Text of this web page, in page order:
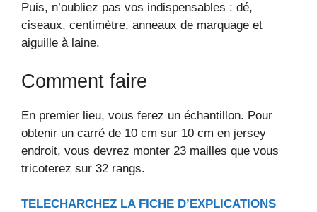
Puis, n’oubliez pas vos indispensables : dé,
ciseaux, centimètre, anneaux de marquage et
aiguille à laine.
Comment faire
En premier lieu, vous ferez un échantillon. Pour
obtenir un carré de 10 cm sur 10 cm en jersey
endroit, vous devrez monter 23 mailles que vous
tricoterez sur 32 rangs.
TELECHARCHEZ LA FICHE D’EXPLICATIONS